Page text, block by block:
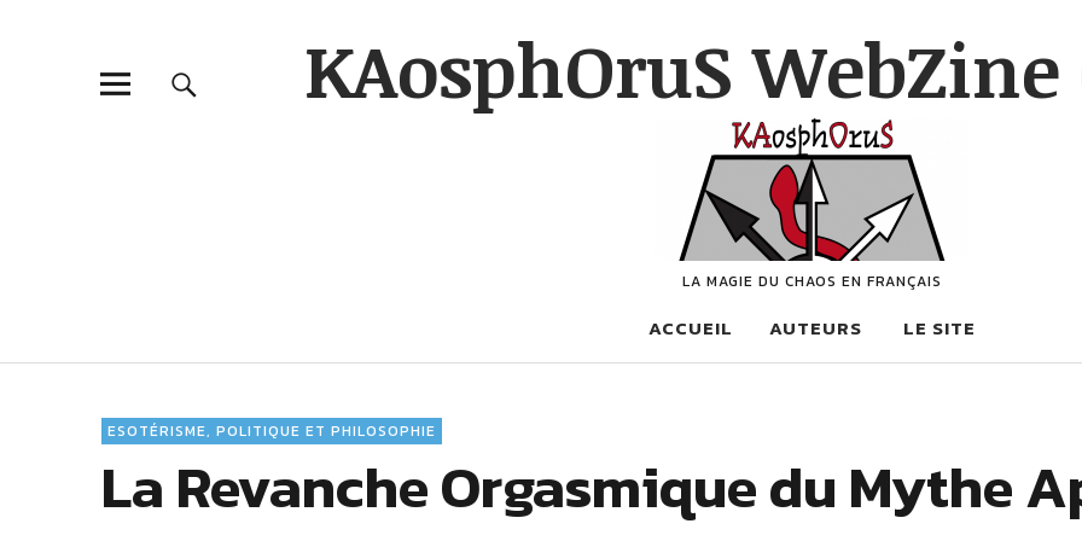
KAosphOruS
LA MAGIE DU CHAOS EN FRANÇAIS
ACCUEIL AUTEURS LE SITE
ESOTÉRISME, POLITIQUE ET PHILOSOPHIE
La Revanche Orgasmique du Mythe